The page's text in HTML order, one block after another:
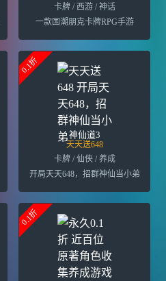
卡牌 / 西游 / 神话
一款国潮朋克卡牌RPG手游
0.1折
神仙道3
天天送648
卡牌 / 仙侠 / 养成
开局天天648，招群神仙当小弟
0.1折